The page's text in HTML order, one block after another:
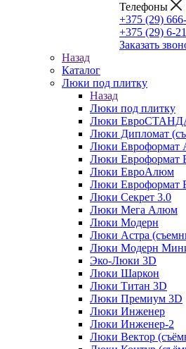
Телефоны
+375 (29)
+375 (29) 6-
Заказать
Назад
Каталог
Люки под плитку
Назад
Люки под плитку
Люки
Люки Дипломат
Люки Евроформат
Люки Евроформат
Люки ЕвроАлюм
Люки Евроформат
Люки Секрет 3.0
Люки Мега Алюм
Люки Модерн
Люки Астра
Люки Модерн
Эко-Люки 3D
Люки Шаркон
Люки Титан 3D
Люки Премиум 3D
Люки Инженер
Люки Инженер-2
Люки Вектор